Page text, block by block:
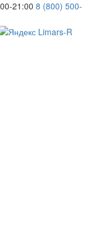
21:00 8 (800) 500-